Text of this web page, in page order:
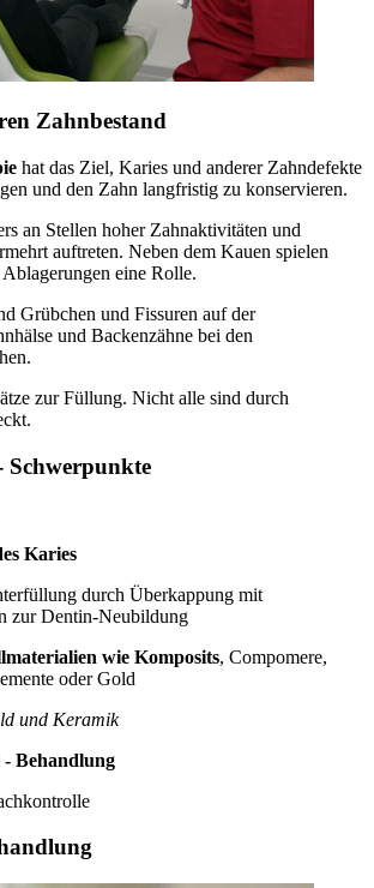
Zahnbestand
hat das Ziel, Karies und anderer Zahndefekte
und den Zahn langfristig zu konservieren.
an Stellen hoher Zahnaktivitäten und
auftreten. Neben dem Kauen spielen
eine Rolle.
Grübchen und Fissuren auf der
und Backenzähne bei den
zur Füllung. Nicht alle sind durch
Schwerpunkte
Karies
durch Überkappung mit
zur Dentin-Neubildung
wie Komposits, Compomere,
oder Gold
und Keramik
Behandlung